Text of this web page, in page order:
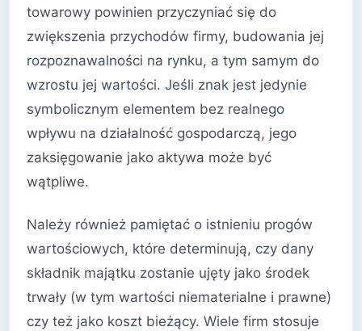
towarowy powinien przyczyniać się do
zwiększenia przychodów firmy, budowania jej
rozpoznawalności na rynku, a tym samym do
wzrostu jej wartości. Jeśli znak jest jedynie
symbolicznym elementem bez realnego
wpływu na działalność gospodarczą, jego
zaksięgowanie jako aktywa może być
wątpliwe.
Należy również pamiętać o istnieniu progów
wartościowych, które determinują, czy dany
składnik majątku zostanie ujęty jako środek
trwały (w tym wartości niematerialne i prawne)
czy też jako koszt bieżący. Wiele firm stosuje